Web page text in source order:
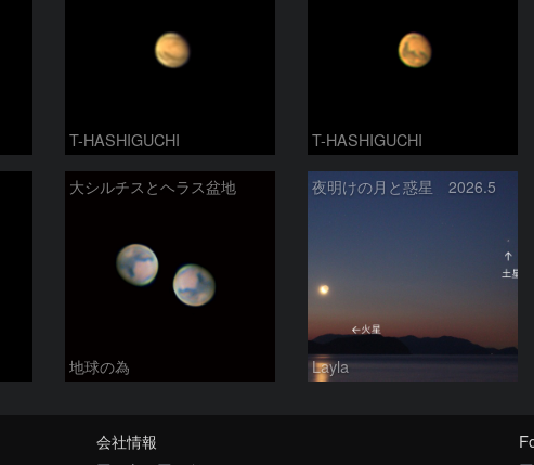
T-HASHIGUCHI T-HASHIGUCHI
大シルチスとヘラス盆地
地球の為
夜明けの月と惑星 2026.5
Layla
会社情報